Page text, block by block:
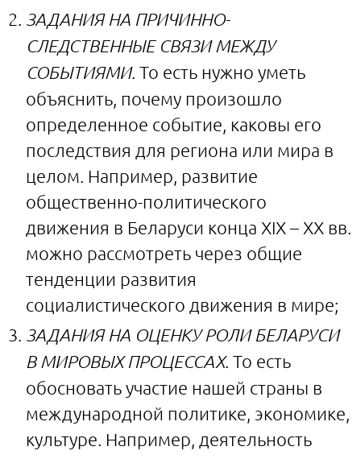
ЗАДАНИЯ НА ПРИЧИННО-
СЛЕДСТВЕННЫЕ СВЯЗИ МЕЖДУ
СОБЫТИЯМИ. То есть нужно уметь
объяснить, почему произошло
определенное событие, каковы его
последствия для региона или мира в
целом. Например, развитие
общественно-политического
движения в Беларуси конца XIX – XX вв.
можно рассмотреть через общие
тенденции развития
социалистического движения в мире;
ЗАДАНИЯ НА ОЦЕНКУ РОЛИ БЕЛАРУСИ
В МИРОВЫХ ПРОЦЕССАХ. То есть
обосновать участие нашей страны в
международной политике, экономике,
культуре. Например, деятельность